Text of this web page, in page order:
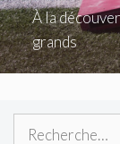
À la
grands
Rechercher :